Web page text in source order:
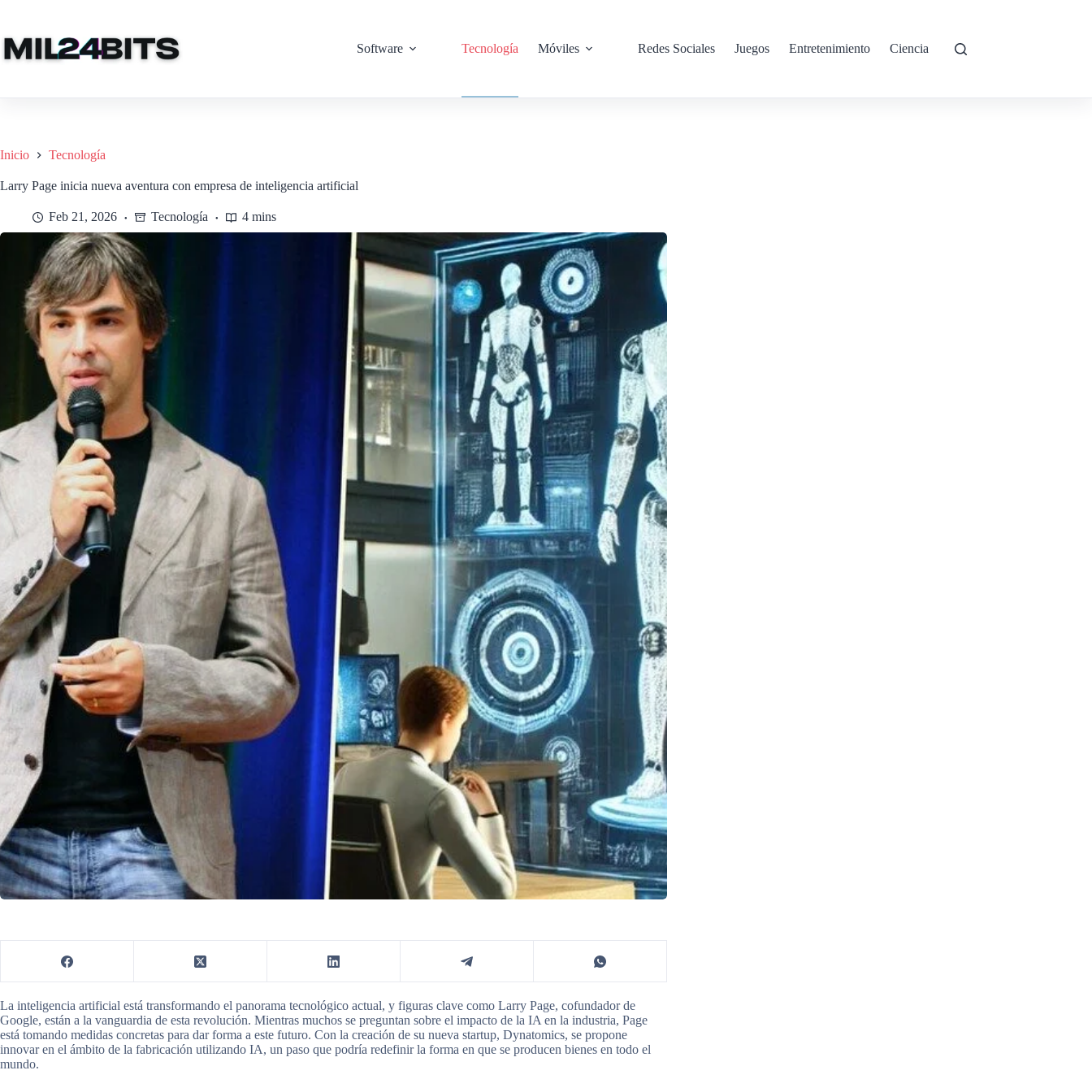
contenido
Software
Tecnología Móviles Redes Sociales Juegos Entretenimiento Ciencia
Inicio Tecnología
Larry Page inicia nueva aventura con empresa de inteligencia artificial
Feb 21, 2026 Tecnología 4 mins
La inteligencia artificial está transformando el panorama tecnológico actual, y figuras clave como Larry Page, cofundador de
Google, están a la vanguardia de esta revolución. Mientras muchos se preguntan sobre el impacto de la IA en la industria, Page
está tomando medidas concretas para dar forma a este futuro. Con la creación de su nueva startup, Dynatomics, se propone
innovar en el ámbito de la fabricación utilizando IA, un paso que podría redefinir la forma en que se producen bienes en todo el
mundo.